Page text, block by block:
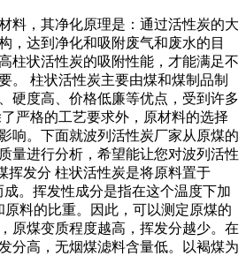
料，其净化原理是：通过活性炭的大
，达到净化和吸附废气和废水的目
柱状活性炭的吸附性能，才能满足不
。 柱状活性炭主要由煤和煤制品制
硬度高、价格低廉等优点，受到许多
严格的工艺要求外，原材料的选择
响。下面就波列活性炭厂家从原煤的
量进行分析，希望能让您对波列活性
挥发分 柱状活性炭是将原料置于
。挥发性成分是指在这个温度下加
料的比重。因此，可以测定原煤的
原煤变质程度越高，挥发分越少。在
分高，无烟煤滤料含量低。以褐煤为